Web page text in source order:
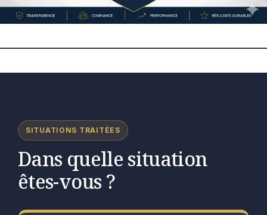
SITUATIONS TRAITÉES
Dans quelle situation
êtes-vous ?